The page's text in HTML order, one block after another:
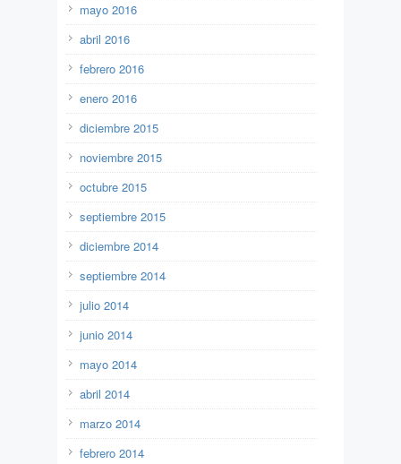
mayo 2016
abril 2016
febrero 2016
enero 2016
diciembre 2015
noviembre 2015
octubre 2015
septiembre 2015
diciembre 2014
septiembre 2014
julio 2014
junio 2014
mayo 2014
abril 2014
marzo 2014
febrero 2014